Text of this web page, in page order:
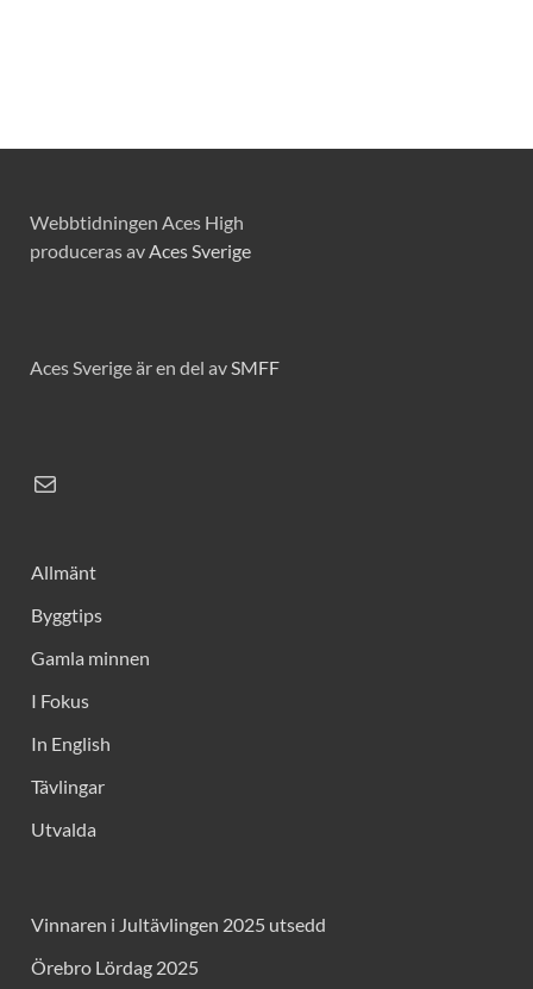
Webbtidningen Aces High
produceras avAces Sverige
Aces Sverige är en del avSMFF
Allmänt
Byggtips
Gamla minnen
I Fokus
In English
Tävlingar
Utvalda
Vinnaren i Jultävlingen 2025 utsedd
Örebro Lördag 2025